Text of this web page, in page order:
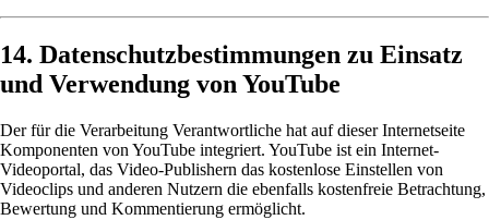
14. Datenschutzbestimmungen zu Einsatz
und Verwendung von YouTube
Der für die Verarbeitung Verantwortliche hat auf dieser Internetseite
Komponenten von YouTube integriert. YouTube ist ein Internet-
Videoportal, das Video-Publishern das kostenlose Einstellen von
Videoclips und anderen Nutzern die ebenfalls kostenfreie Betrachtung,
Bewertung und Kommentierung ermöglicht.